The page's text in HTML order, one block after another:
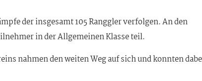
der insgesamt 105 Ranggler verfolgen. An den
in der Allgemeinen Klasse teil.
nahmen den weiten Weg auf sich und konnten